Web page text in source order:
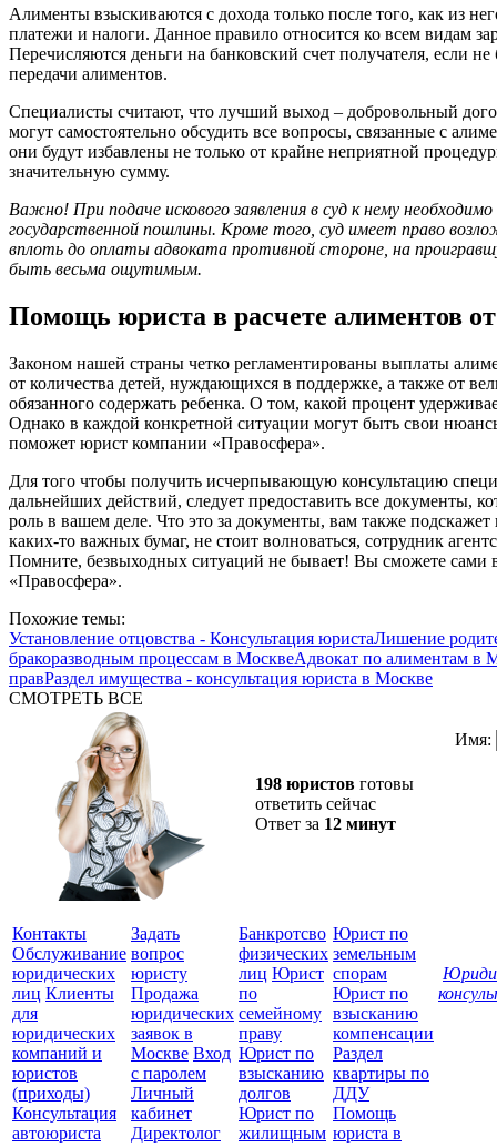
Алименты взыскиваются с дохода только после того, как из
платежи и налоги. Данное правило относится ко всем видам
Перечисляются деньги на банковский счет получателя, если
передачи алиментов.
Специалисты считают, что лучший выход – добровольный
могут самостоятельно обсудить все вопросы, связанные с
они будут избавлены не только от крайне неприятной
значительную сумму.
Важно! При подаче искового заявления в суд к нему
государственной пошлины. Кроме того, суд имеет право
вплоть до оплаты адвоката противной стороне, на
быть весьма ощутимым.
Помощь юриста в расчете алиментов
Законом нашей страны четко регламентированы выплаты
от количества детей, нуждающихся в поддержке, а также от
обязанного содержать ребенка. О том, какой процент
Однако в каждой конкретной ситуации могут быть свои
поможет юрист компании «Правосфера».
Для того чтобы получить исчерпывающую консультацию
дальнейших действий, следует предоставить все документы,
роль в вашем деле. Что это за документы, вам также
каких-то важных бумаг, не стоит волноваться, сотрудник
Помните, безвыходных ситуаций не бывает! Вы сможете сами
«Правосфера».
Похожие темы:
Установление отцовства - Консультация юристаЛишение
бракоразводным процессам в МосквеАдвокат по алиментам в
правРаздел имущества - консультация юриста в Москве
СМОТРЕТЬ ВСЕ
198 юристов готовы
ответить сейчас
Ответ за 12 минут
Имя:
Контакты
Обслуживание
юридических
лиц Клиенты
для
юридических
компаний и
юристов
(приходы)
Консультация
автоюриста
Задать
вопрос
юристу
Продажа
юридических
заявок в
Москве Вход
с паролем
Личный
кабинет
Директолог
Банкротсво
физических
лиц Юрист
по
семейному
праву
Юрист по
взысканию
долгов
Юрист по
жилищным
Юрист по
земельным
спорам
Юрист по
взысканию
компенсации
Раздел
квартиры по
ДДУ
Помощь
юриста в